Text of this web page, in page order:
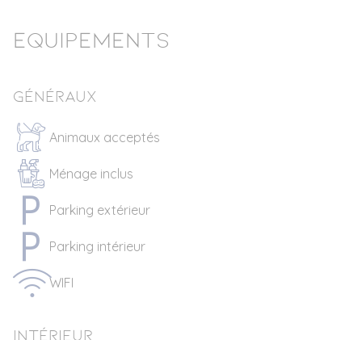
Equipements
Généraux
Animaux acceptés
Ménage inclus
Parking extérieur
Parking intérieur
WIFI
Intérieur